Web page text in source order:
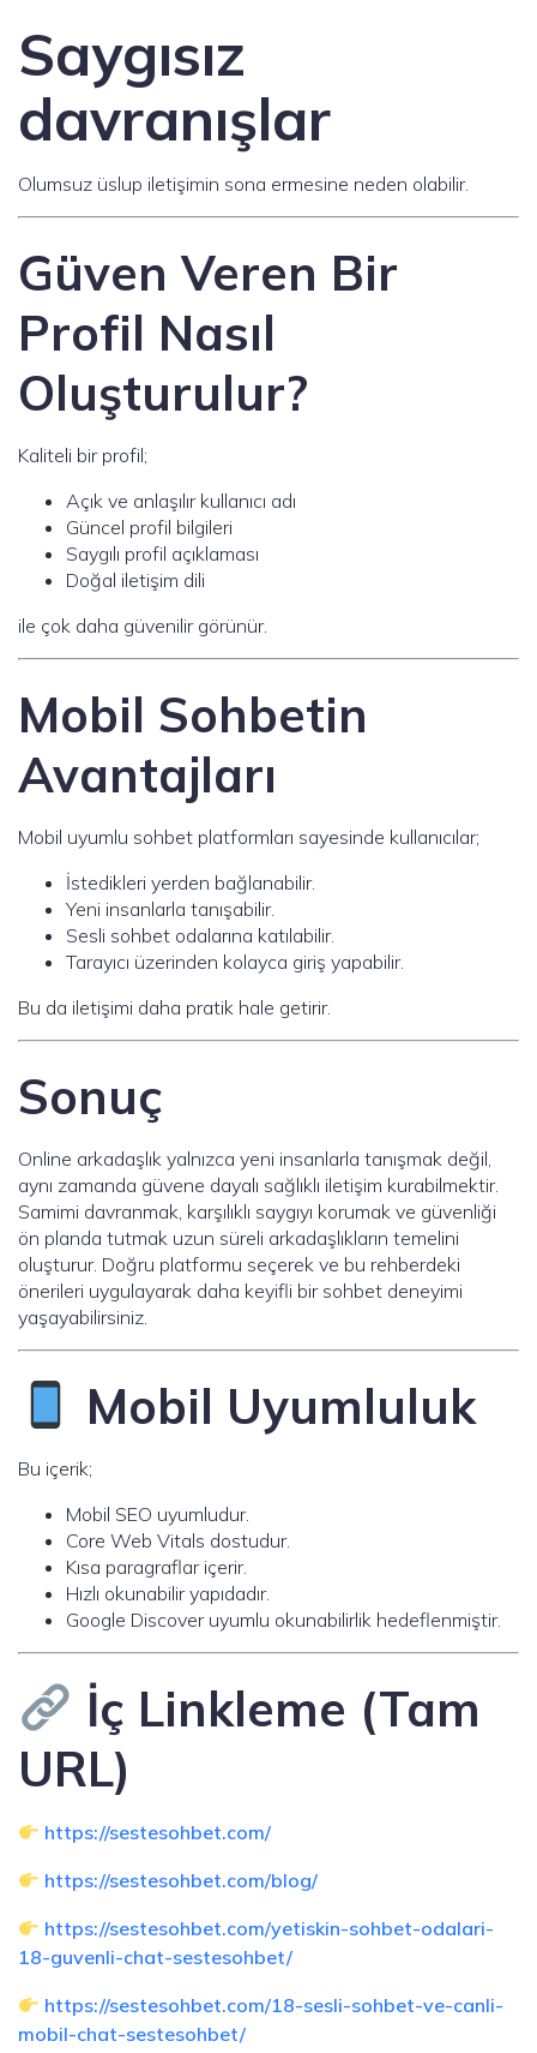
Saygısız
davranışlar
Olumsuz üslup iletişimin sona ermesine neden olabilir.
Güven Veren Bir
Profil Nasıl
Oluşturulur?
Kaliteli bir profil;
Açık ve anlaşılır kullanıcı adı
Güncel profil bilgileri
Saygılı profil açıklaması
Doğal iletişim dili
ile çok daha güvenilir görünür.
Mobil Sohbetin
Avantajları
Mobil uyumlu sohbet platformları sayesinde kullanıcılar;
İstedikleri yerden bağlanabilir.
Yeni insanlarla tanışabilir.
Sesli sohbet odalarına katılabilir.
Tarayıcı üzerinden kolayca giriş yapabilir.
Bu da iletişimi daha pratik hale getirir.
Sonuç
Online arkadaşlık yalnızca yeni insanlarla tanışmak değil,
aynı zamanda güvene dayalı sağlıklı iletişim kurabilmektir.
Samimi davranmak, karşılıklı saygıyı korumak ve güvenliği
ön planda tutmak uzun süreli arkadaşlıkların temelini
oluşturur. Doğru platformu seçerek ve bu rehberdeki
önerileri uygulayarak daha keyifli bir sohbet deneyimi
yaşayabilirsiniz.
Mobil Uyumluluk
Bu içerik;
Mobil SEO uyumludur.
Core Web Vitals dostudur.
Kısa paragraflar içerir.
Hızlı okunabilir yapıdadır.
Google Discover uyumlu okunabilirlik hedeflenmiştir.
İç Linkleme (Tam
URL)
https://sestesohbet.com/
https://sestesohbet.com/blog/
https://sestesohbet.com/yetiskin-sohbet-odalari-
18-guvenli-chat-sestesohbet/
https://sestesohbet.com/18-sesli-sohbet-ve-canli-
mobil-chat-sestesohbet/